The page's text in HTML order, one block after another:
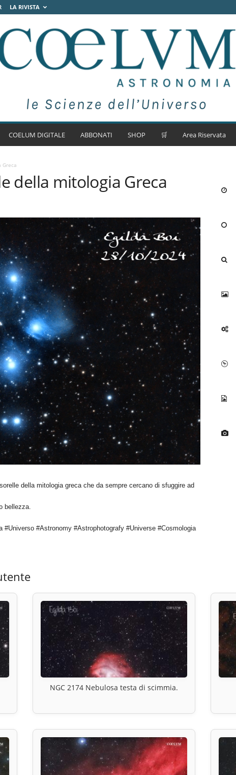
LA RIVISTA
COELUM DIGITALE ABBONATI SHOP 🛒 Area Riservata
Greca
della mitologia Greca
della mitologia greca che da sempre cercano di sfuggire ad
bellezza.
#Astronomy #Astrophotografy #Universe #Cosmologia
NGC 2174 Nebulosa testa di scimmia.